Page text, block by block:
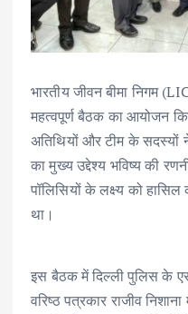
भारतीय जीवन बीमा निगम
महत्वपूर्ण बैठक का आयोजन
अतिथियों और टीम के सदस्यों
का मुख्य उद्देश्य भविष्य की
पॉलिसियों के लक्ष्य को
था।
इस बैठक में दिल्ली पुलिस के
वरिष्ठ पत्रकार राजीव